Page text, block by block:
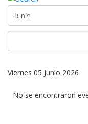
Red de Centros de
Viernes 05 Junio 2026
No se encontraron